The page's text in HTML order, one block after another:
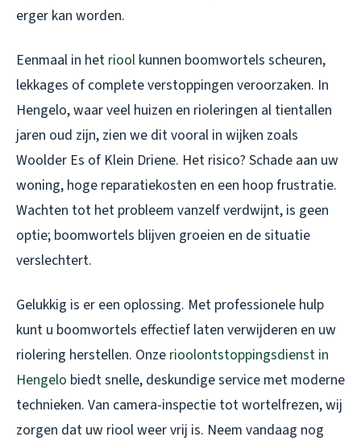
erger kan worden.
Eenmaal in het riool kunnen boomwortels scheuren,
lekkages of complete verstoppingen veroorzaken. In
Hengelo, waar veel huizen en rioleringen al tientallen
jaren oud zijn, zien we dit vooral in wijken zoals
Woolder Es of Klein Driene. Het risico? Schade aan uw
woning, hoge reparatiekosten en een hoop frustratie.
Wachten tot het probleem vanzelf verdwijnt, is geen
optie; boomwortels blijven groeien en de situatie
verslechtert.
Gelukkig is er een oplossing. Met professionele hulp
kunt u boomwortels effectief laten verwijderen en uw
riolering herstellen. Onze rioolontstoppingsdienst in
Hengelo biedt snelle, deskundige service met moderne
technieken. Van camera-inspectie tot wortelfrezen, wij
zorgen dat uw riool weer vrij is. Neem vandaag nog